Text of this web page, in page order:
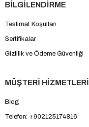
BİLGİLENDİRME
Teslimat Koşulları
Sertifikalar
Gizlilik ve Ödeme Güvenliği
MÜŞTERİ HİZMETLERİ
Blog
Telefon: +902125174816